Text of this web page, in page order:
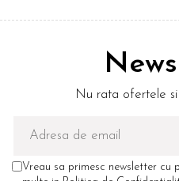
Nu rata ofertele
Vreau sa primesc newsletter cu